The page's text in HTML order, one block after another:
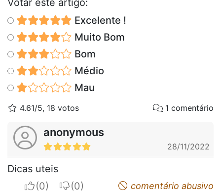
Votar este artigo:
Excelente !
Muito Bom
Bom
Médio
Mau
4.61/5, 18 votos 1 comentário
anonymous
28/11/2022
Dicas uteis
I apreciateI do not appreciatecomentário abusivo